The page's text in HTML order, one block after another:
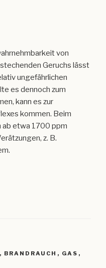
von
Geruchs lässt
ungefährlichen
es dennoch zum
kann es zur
kommen. Beim
ab etwa 1700 ppm
z. B.
, BRANDRAUCH , GAS ,